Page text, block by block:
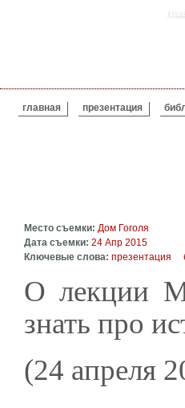
ВЫ ЗДЕСЬ
главная презентация
Место съемки: Дом Гоголя
Дата съемки: 24 Апр 2015
Ключевые слова: презентация
О лекции
знать про
(24 апреля